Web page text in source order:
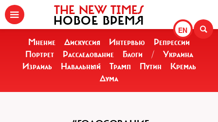
EN
THE NEW TIMES
НОВОЕ ВРЕМЯ
Мнение Дискуссия Интервью
Репрессии
Портрет
Расследование Блоги /
Украина
Израиль
Навальный Трамп Путин
Кремль
Дума